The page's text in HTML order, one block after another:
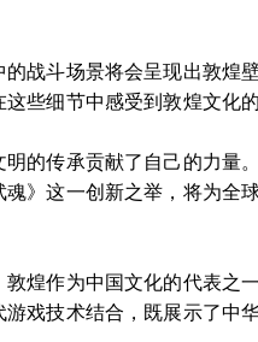
战斗场景将会呈现出敦煌
些细节中感受到敦煌文化
的传承贡献了自己的力量
》这一创新之举，将为全
煌作为中国文化的代表之
戏技术结合，既展示了中